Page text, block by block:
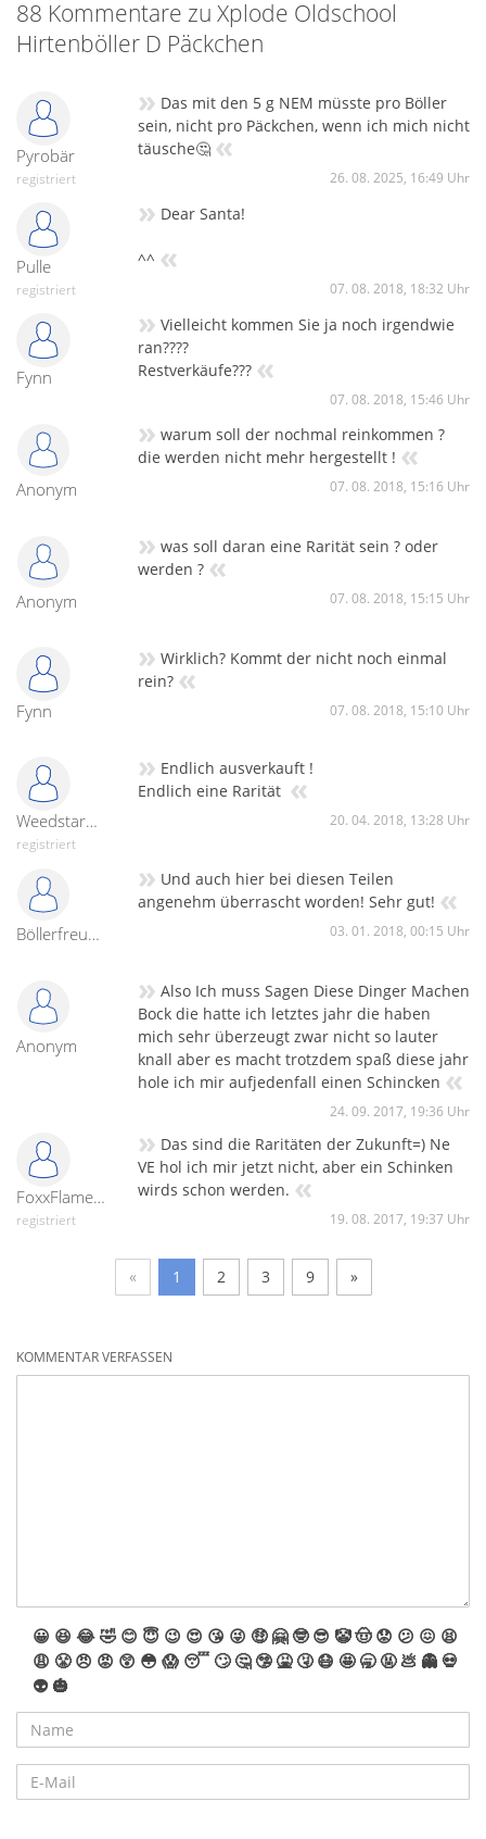
und diese Böller über kurz oder lang als eine Art "Rarität"
anzusehen sein wird, da sie ja nur ein Jahr lang produziert
88 Kommentare zu Xplode Oldschool
Hirtenböller D Päckchen
Pyrobär
registriert
» Das mit den 5 g NEM müsste pro Böller
sein, nicht pro Päckchen, wenn ich mich nicht
täusche🤔 «
26. 08. 2025, 16:49 Uhr
Pulle
registriert
» Dear Santa!
^^ «
07. 08. 2018, 18:32 Uhr
Fynn
» Vielleicht kommen Sie ja noch irgendwie
ran????
Restverkäufe??? «
07. 08. 2018, 15:46 Uhr
Anonym
» warum soll der nochmal reinkommen ?
die werden nicht mehr hergestellt ! «
07. 08. 2018, 15:16 Uhr
Anonym
» was soll daran eine Rarität sein ? oder
werden ? «
07. 08. 2018, 15:15 Uhr
Fynn
» Wirklich? Kommt der nicht noch einmal
rein? «
07. 08. 2018, 15:10 Uhr
Weedstar1896
registriert
» Endlich ausverkauft !
Endlich eine Rarität «
20. 04. 2018, 13:28 Uhr
Böllerfreund
» Und auch hier bei diesen Teilen
angenehm überrascht worden! Sehr gut! «
03. 01. 2018, 00:15 Uhr
Anonym
» Also Ich muss Sagen Diese Dinger Machen
Bock die hatte ich letztes jahr die haben
mich sehr überzeugt zwar nicht so lauter
knall aber es macht trotzdem spaß diese jahr
hole ich mir aufjedenfall einen Schincken «
24. 09. 2017, 19:36 Uhr
FoxxFlameTv
registriert
» Das sind die Raritäten der Zukunft=) Ne
VE hol ich mir jetzt nicht, aber ein Schinken
wirds schon werden. «
19. 08. 2017, 19:37 Uhr
« 1 2 3 9 »
KOMMENTAR VERFASSEN
😀 😆 😂🤣 😊 😇 😉 😍 😘 😜 🤑 🤗 🤓 😎 🤡🤠 😟 😕 😖 😫
😩 😤 😠 😡 😲 😳 😱 😴 🙄 🤔 🤥 🤮 🤧 😷 🤩 🥱 🤬 💩 👻 💀
👽 🎃